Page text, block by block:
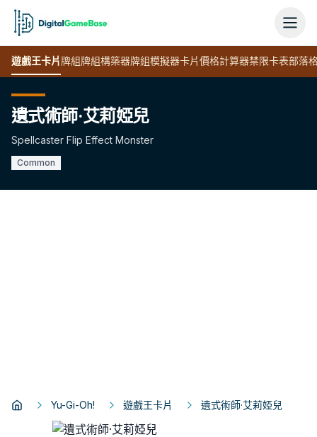
遊戲王卡片牌組牌組構築器牌組模擬器卡片價格計算器禁限卡表部落
遺式術師·艾莉婭兒
Spellcaster Flip Effect Monster
Common
Yu-Gi-Oh! 遊戲王卡片 遺式術師·艾莉婭兒